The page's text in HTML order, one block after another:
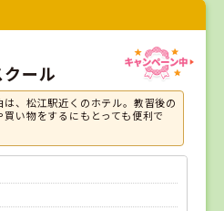
ール
は、松江駅近くのホテル。教習後の
い物をするにもとっても便利で